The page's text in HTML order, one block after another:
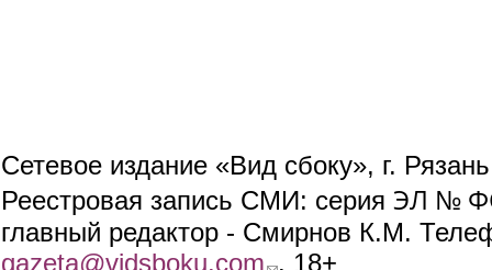
Сетевое издание «Вид сбоку», г.
Реестровая запись СМИ: серия ЭЛ №
главный редактор - Смирнов К.М.
gazeta@vidsboku.com (link sends e-mail)
. 18+